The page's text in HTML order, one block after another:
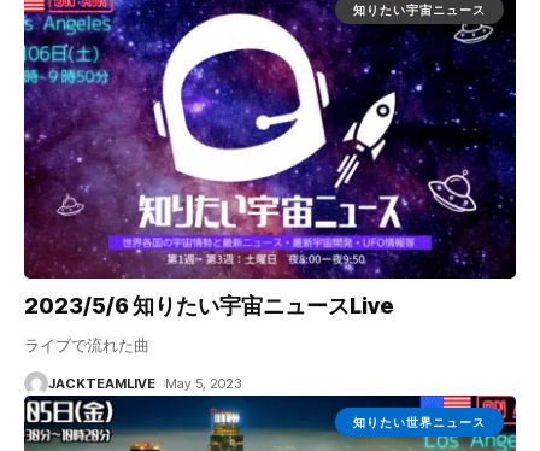
知りたい宇宙ニュース
2023/5/6 知りたい宇宙ニュースLive
ライブで流れた曲
JACKTEAMLIVE May 5, 2023
知りたい世界ニュース